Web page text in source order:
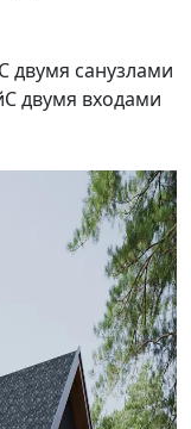
С двумя санузлами
С двумя входами